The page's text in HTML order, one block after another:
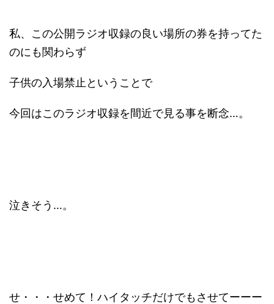
私、この公開ラジオ収録の良い場所の券を持ってた
のにも関わらず
子供の入場禁止ということで
今回はこのラジオ収録を間近で見る事を断念…。
泣きそう…。
せ・・・せめて！ハイタッチだけでもさせてーーー